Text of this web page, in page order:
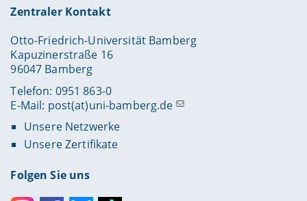
Zentraler Kontakt
Otto-Friedrich-Universität Bamberg
Kapuzinerstraße 16
96047 Bamberg
Telefon: 0951 863-0
E-Mail: post(at)uni-bamberg.de
Unsere Netzwerke
Unsere Zertifikate
Folgen Sie uns